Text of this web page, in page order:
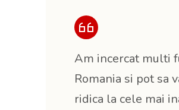
Am incercat multi
Romania si pot sa
ridica la cele mai